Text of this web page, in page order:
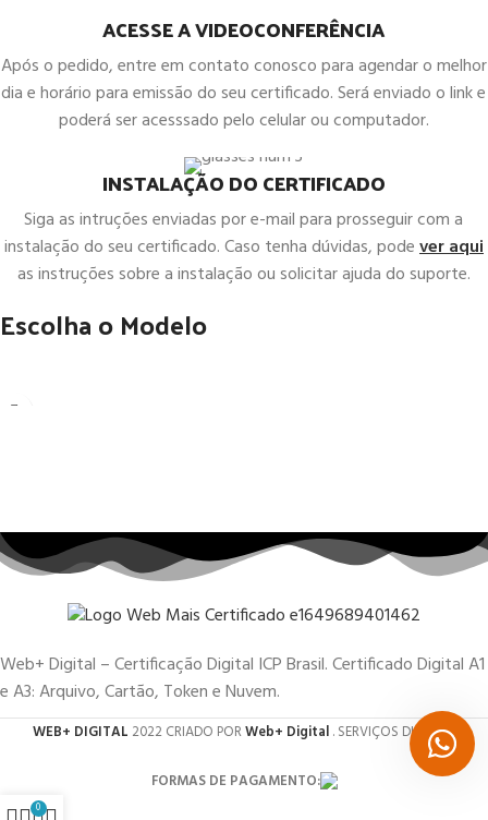
ACESSE A VIDEOCONFERÊNCIA
Após o pedido, entre em contato conosco para agendar o melhor
dia e horário para emissão do seu certificado. Será enviado o link e
poderá ser acesssado pelo celular ou computador.
INSTALAÇÃO DO CERTIFICADO
Siga as intruções enviadas por e-mail para prosseguir com a
instalação do seu certificado. Caso tenha dúvidas, podever aqui
as instruções sobre a instalação ou solicitar ajuda do suporte.
Escolha o Modelo
Web+ Digital – Certificação Digital ICP Brasil. Certificado Digital A1
e A3: Arquivo, Cartão, Token e Nuvem.
WEB+ DIGITAL 2022 CRIADO PORWeb+ Digital. SERVIÇOS DIGITAIS.
FORMAS DE PAGAMENTO:
0